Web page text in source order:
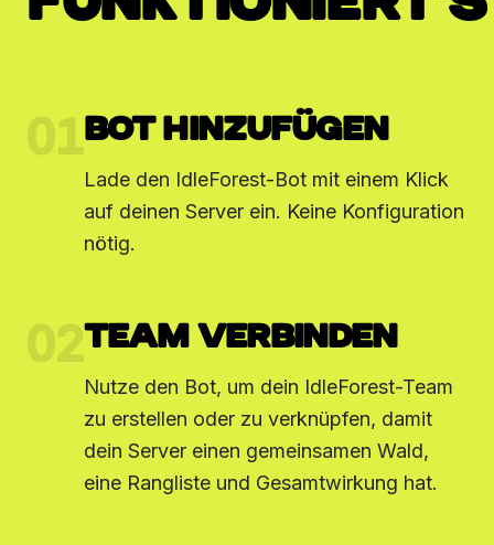
01BOT HINZUFÜGEN
Lade den IdleForest-Bot mit einem Klick
auf deinen Server ein. Keine Konfiguration
nötig.
02TEAM VERBINDEN
Nutze den Bot, um dein IdleForest-Team
zu erstellen oder zu verknüpfen, damit
dein Server einen gemeinsamen Wald,
eine Rangliste und Gesamtwirkung hat.